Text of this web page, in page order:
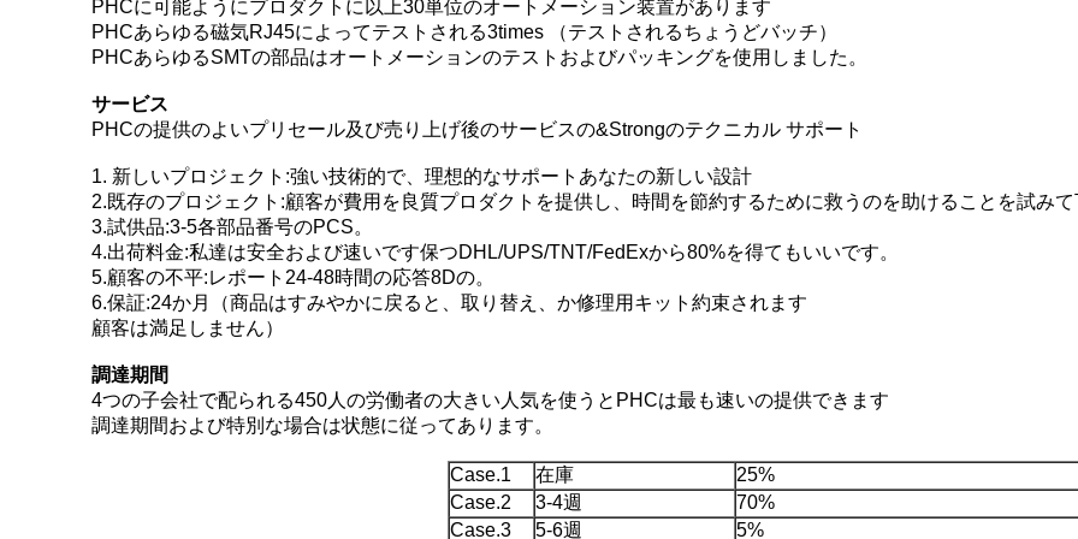
PHCに可能ようにプロダクトに以上30単位のオートメーション装置があります
PHCあらゆる磁気RJ45によってテストされる3times （テストされるちょうどバッチ）
PHCあらゆるSMTの部品はオートメーションのテストおよびパッキングを使用しました。
サービス
PHCの提供のよいプリセール及び売り上げ後のサービスの&Strongのテクニカル サポート
1. 新しいプロジェクト:強い技術的で、理想的なサポートあなたの新しい設計
2.既存のプロジェクト:顧客が費用を良質プロダクトを提供し、時間を節約するために救うのを助けることを試み
3.試供品:3-5各部品番号のPCS。
4.出荷料金:私達は安全および速いです保つDHL/UPS/TNT/FedExから80%を得てもいいです。
5.顧客の不平:レポート24-48時間の応答8Dの。
6.保証:24か月（商品はすみやかに戻ると、取り替え、か修理用キット約束されます
顧客は満足しません）
調達期間
4つの子会社で配られる450人の労働者の大きい人気を使うとPHCは最も速いの提供できます
調達期間および特別な場合は状態に従ってあります。
Case.1 在庫
25%
Case.2
3-4週
70%
Case.3
5-6週 5%